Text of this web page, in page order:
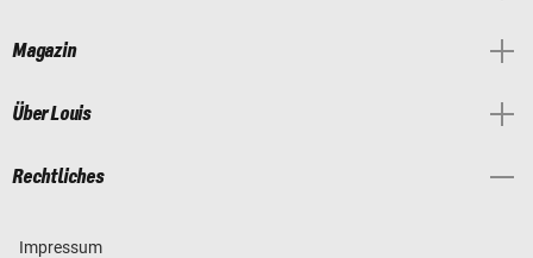
Magazin
Über Louis
Rechtliches
Impressum